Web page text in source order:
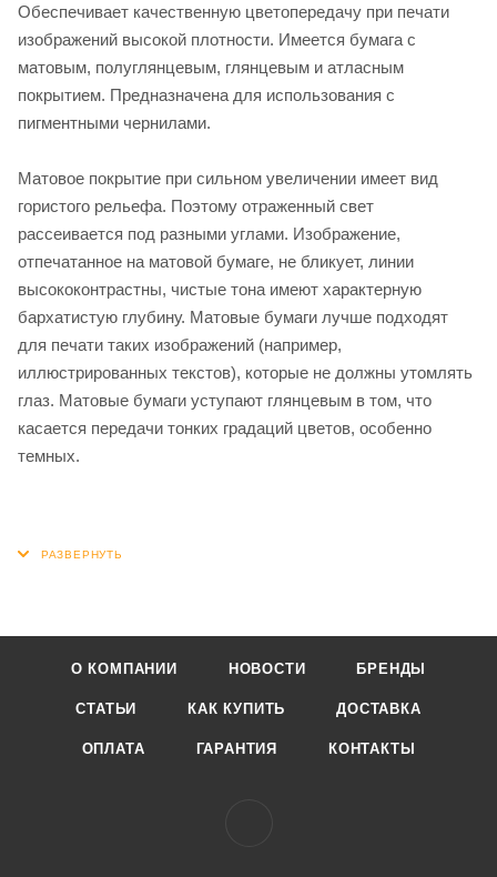
Обеспечивает качественную цветопередачу при печати
изображений высокой плотности. Имеется бумага с
матовым, полуглянцевым, глянцевым и атласным
покрытием. Предназначена для использования с
пигментными чернилами.
Матовое покрытие при сильном увеличении имеет вид
гористого рельефа. Поэтому отраженный свет
рассеивается под разными углами. Изображение,
отпечатанное на матовой бумаге, не бликует, линии
высококонтрастны, чистые тона имеют характерную
бархатистую глубину. Матовые бумаги лучше подходят
для печати таких изображений (например,
иллюстрированных текстов), которые не должны утомлять
глаз. Матовые бумаги уступают глянцевым в том, что
касается передачи тонких градаций цветов, особенно
темных.
О КОМПАНИИ НОВОСТИ БРЕНДЫ
СТАТЬИ КАК КУПИТЬ ДОСТАВКА
ОПЛАТА ГАРАНТИЯ КОНТАКТЫ